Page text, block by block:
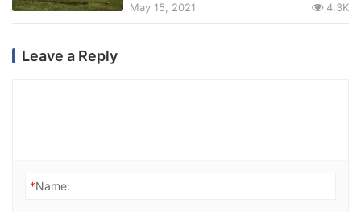
May 15, 2021 4.3K
Leave a Reply
*Name: